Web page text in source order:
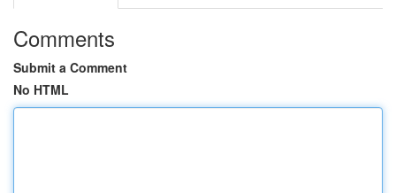
Comments
Submit a Comment
No HTML